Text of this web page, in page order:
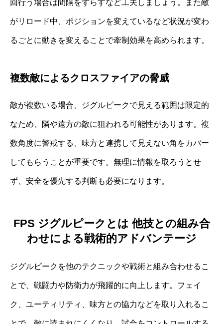
回行う場合は間隔をずらすなど工夫しましょう。また敵
がリロード中、ポジションを変えているなど状況が変わ
るごとに動きを変えることで牽制効果を高められます。
複数敵によるクロスファイアの脅威
敵が複数いる場合、ジグルピークで見える範囲は限定的
なため、隣や遠方の敵に狙われる可能性があります。複
数角度に警戒する、味方と連携して見えない角をカバー
してもらうことが重要です。無理に情報を取ろうとせ
ず、安全を優先する判断も必要になります。
FPS ジグルピークとは 他技との組み合
わせによる戦術的アドバンテージ
ジグルピークを他のテクニックや戦術と組み合わせるこ
とで、戦闘力や防衛力が飛躍的に向上します。フェイ
ク、ユーティリティ、味方との協力などを取り入れるこ